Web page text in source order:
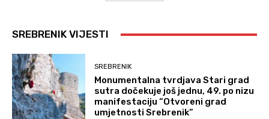
SREBRENIK VIJESTI
SREBRENIK
Monumentalna tvrdjava Stari grad
sutra dočekuje još jednu, 49. po nizu
manifestaciju “Otvoreni grad
umjetnosti Srebrenik”